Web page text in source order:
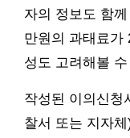
자의 정보도 함
만원의 과태료가
성도 고려해볼
작성된 이의신청
찰서 또는 지자